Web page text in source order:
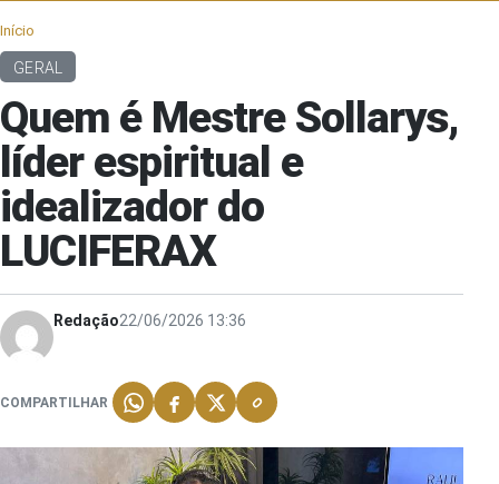
Início
GERAL
Quem é Mestre Sollarys,
líder espiritual e
idealizador do
LUCIFERAX
Redação22/06/2026 13:36
COMPARTILHAR